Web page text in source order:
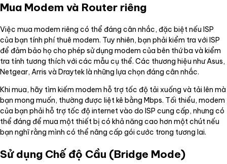
Mua Modem và Router riêng
Việc mua modem riêng có thể đáng cân nhắc, đặc biệt nếu ISP
của bạn tính phí thuê modem. Tuy nhiên, bạn phải kiểm tra với ISP
để đảm bảo họ cho phép sử dụng modem của bên thứ ba và kiểm
tra tính tương thích với các mẫu cụ thể. Các thương hiệu như Asus,
Netgear, Arris và Draytek là những lựa chọn đáng cân nhắc.
Khi mua, hãy tìm kiếm modem hỗ trợ tốc độ tải xuống và tải lên mà
bạn mong muốn, thường được liệt kê bằng Mbps. Tối thiểu, modem
của bạn phải hỗ trợ tốc độ internet vào do ISP cung cấp, nhưng có
thể đáng để mua một thiết bị có khả năng cao hơn một chút nếu
bạn nghĩ rằng mình có thể nâng cấp gói cước trong tương lai.
Sử dụng Chế độ Cầu (Bridge Mode)